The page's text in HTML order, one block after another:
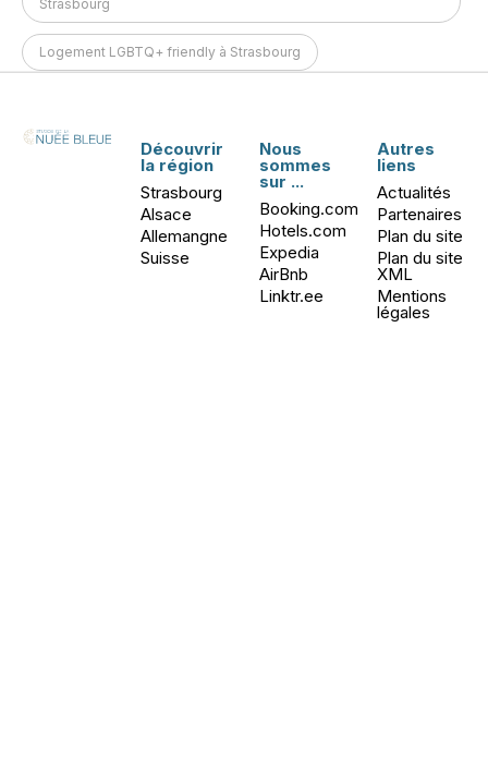
Strasbourg
Logement LGBTQ+ friendly à Strasbourg
Découvrir
la région
Strasbourg
Alsace
Allemangne
Suisse
Nous
sommes
sur ...
Booking.com
Hotels.com
Expedia
AirBnb
Linktr.ee
Autres
liens
Actualités
Partenaires
Plan du site
Plan du site
XML
Mentions
légales